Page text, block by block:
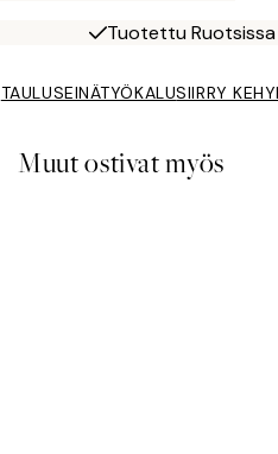
Tuotettu Ruotsissa
TAULUSEINÄTYÖKALUSIIRRY
Muut ostivat myös